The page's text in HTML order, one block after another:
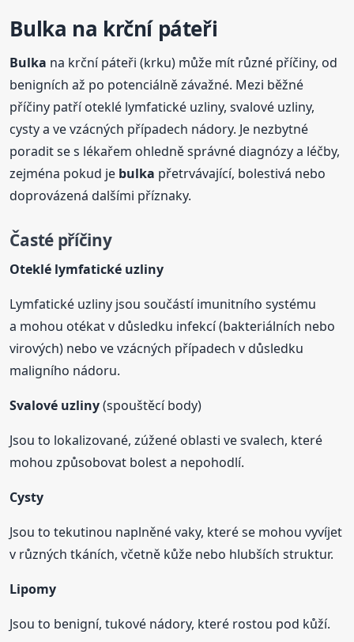
Bulka na krční páteři
Bulka na krční páteři (krku) může mít různé příčiny, od
benigních až po potenciálně závažné. Mezi běžné
příčiny patří oteklé lymfatické uzliny, svalové uzliny,
cysty a ve vzácných případech nádory. Je nezbytné
poradit se s lékařem ohledně správné diagnózy a léčby,
zejména pokud je bulka přetrvávající, bolestivá nebo
doprovázená dalšími příznaky.
Časté příčiny
Oteklé lymfatické uzliny
Lymfatické uzliny jsou součástí imunitního systému
a mohou otékat v důsledku infekcí (bakteriálních nebo
virových) nebo ve vzácných případech v důsledku
maligního nádoru.
Svalové uzliny(spouštěcí body)
Jsou to lokalizované, zúžené oblasti ve svalech, které
mohou způsobovat bolest a nepohodlí.
Cysty
Jsou to tekutinou naplněné vaky, které se mohou vyvíjet
v různých tkáních, včetně kůže nebo hlubších struktur.
Lipomy
Jsou to benigní, tukové nádory, které rostou pod kůží.